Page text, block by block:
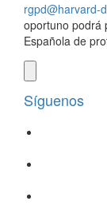
rgpd@harvard-
oportuno podrá
Española de
Síguenos